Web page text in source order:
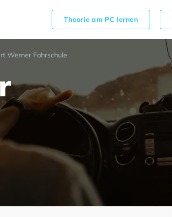
Theorie am PC lernen
Werner Fahrschule